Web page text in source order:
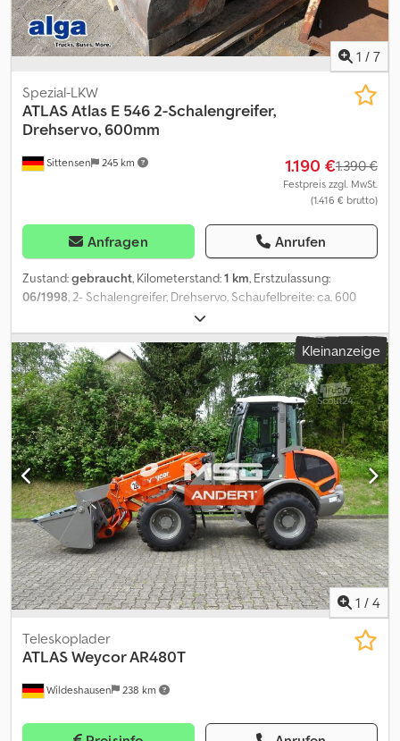
1 / 7
Sittensen 245 km
Spezial-LKW
ATLASAtlas E 546 2-Schalengreifer,
Drehservo, 600mm
1.190 €1.390 €
Festpreis zzgl. MwSt.
(1.416 € brutto)
Anfragen Anrufen
Zustand:gebraucht, Kilometerstand:1 km, Erstzulassung:
06/1998, 2- Schalengreifer, Drehservo, Schaufelbreite: ca. 600
mm, Inhalt 300 Liter, Gewicht 280 kg Dkjdpfx Aowkcg Iemlor
PA1496
Kleinanzeige
1 / 4
Wildeshausen 238 km
Teleskoplader
ATLASWeycor AR480T